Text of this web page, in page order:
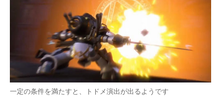
一定の条件を満たすと、トドメ演出が出るようです